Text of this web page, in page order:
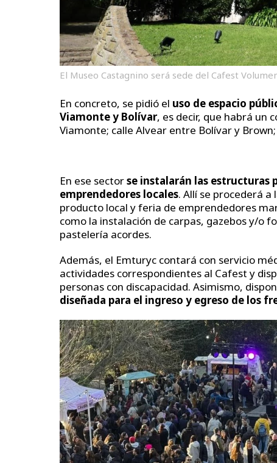
El Museo Castagnino será sede del Cafest
En concreto, se pidió el uso de espacio
Viamonte y Bolívar, es decir, que habrá un
Viamonte; calle Alvear entre Bolívar y
En ese sectorse instalarán las estructuras
emprendedores locales. Allí se procederá
producto local y feria de emprendedores
como la instalación de carpas, gazebos y/o
pastelería acordes.
Además, el Emturyc contará con servicio
actividades correspondientes al Cafest y
personas con discapacidad. Asimismo,
diseñada para el ingreso y egreso de los